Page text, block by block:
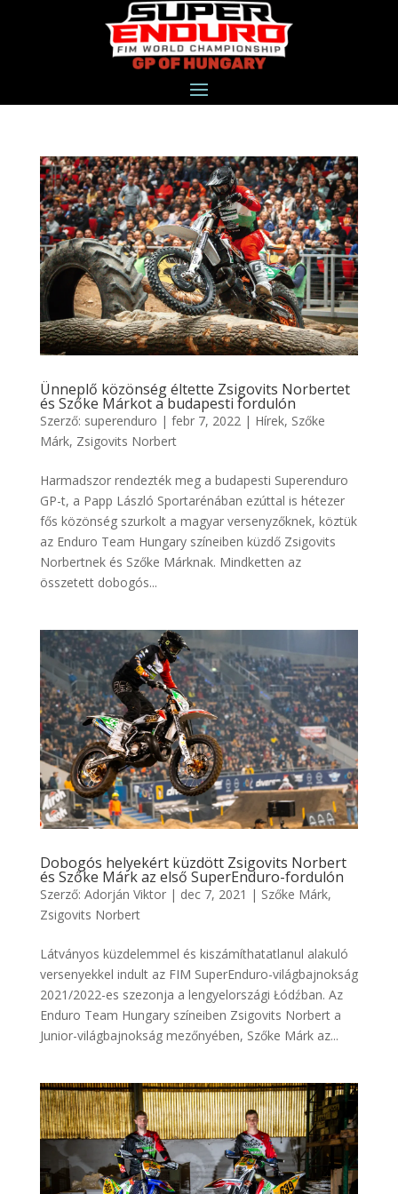
Ünneplő közönség éltette Zsigovits Norbertet
és Szőke Márkot a budapesti fordulón
Szerző: superenduro | febr 7, 2022| Hírek, Szőke
Márk, Zsigovits Norbert
Harmadszor rendezték meg a budapesti Superenduro
GP-t, a Papp László Sportarénában ezúttal is hétezer
fős közönség szurkolt a magyar versenyzőknek, köztük
az Enduro Team Hungary színeiben küzdő Zsigovits
Norbertnek és Szőke Márknak. Mindketten az
összetett dobogós...
Dobogós helyekért küzdött Zsigovits Norbert
és Szőke Márk az első SuperEnduro-fordulón
Szerző: Adorján Viktor| dec 7, 2021 | Szőke Márk,
Zsigovits Norbert
Látványos küzdelemmel és kiszámíthatatlanul alakuló
versenyekkel indult az FIM SuperEnduro-világbajnokság
2021/2022-es szezonja a lengyelországi Łódźban. Az
Enduro Team Hungary színeiben Zsigovits Norbert a
Junior-világbajnokság mezőnyében, Szőke Márk az...